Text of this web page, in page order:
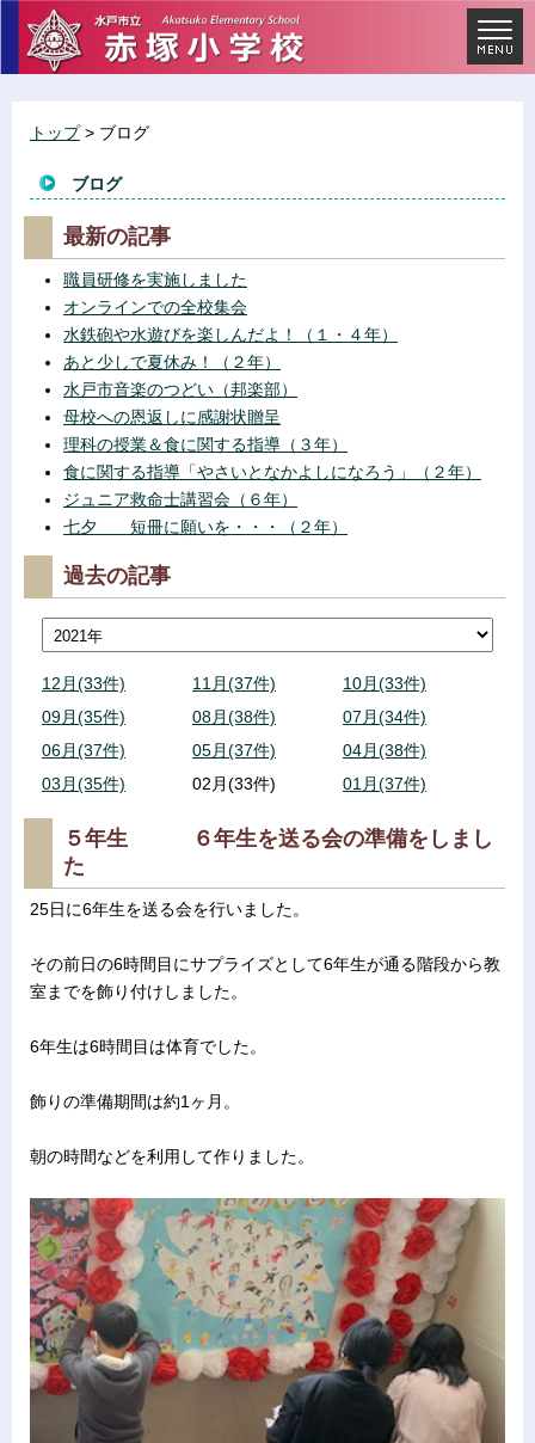
トップ> ブログ
ブログ
最新の記事
職員研修を実施しました
オンラインでの全校集会
水鉄砲や水遊びを楽しんだよ！（１・４年）
あと少しで夏休み！（２年）
水戸市音楽のつどい（邦楽部）
母校への恩返しに感謝状贈呈
理科の授業＆食に関する指導（３年）
食に関する指導「やさいとなかよしになろう」（２年）
ジュニア救命士講習会（６年）
七夕 短冊に願いを・・・（２年）
過去の記事
12月(33件) 11月(37件)
10月(33件)
09月(35件)
08月(38件)
07月(34件)
06月(37件)
05月(37件)
04月(38件)
03月(35件)
02月(33件) 01月(37件)
５年生 ６年生を送る会の準備をしまし
た
25日に6年生を送る会を行いました。
その前日の6時間目にサプライズとして6年生が通る階段から教
室までを飾り付けしました。
6年生は6時間目は体育でした。
飾りの準備期間は約1ヶ月。
朝の時間などを利用して作りました。